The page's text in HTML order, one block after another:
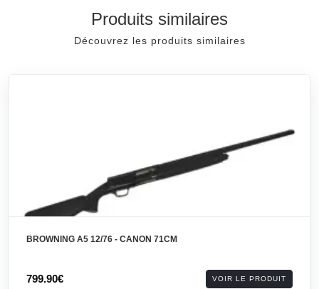
Produits similaires
Découvrez les produits similaires
BROWNING A5 12/76 - CANON 71CM
799.90€ VOIR LE PRODUIT